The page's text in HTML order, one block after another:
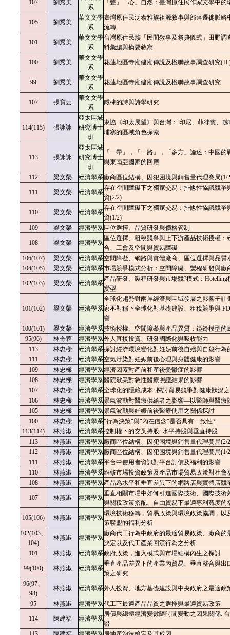
107 劉秀美
系
「聲」「心」自然：臺灣原住民作家文學中的
105 劉秀美
華文文學
系
臺灣原住民泛泰雅族祖源敘事與部落遷徙脈絡
流轉
101 劉秀美
華文文學
系
台灣原住民族「民間敘事及祭典儀式」田野調
料彙編與摘要敘寫
100 劉秀美
華文文學
系
花蓮地區寺廟建廟傳說及楹聯故事調查研究
99 劉秀美
華文文學
系
花蓮地區寺廟建廟傳說及楹聯故事調查研究
107 張寶云
華文文學
系
臧棣的詩與詩學研究
114(115) 張詠詠
亞太區域
研究博士
班
東協《印太展望》與台灣： 印尼、菲律賓、越
埔寨的區域角色探索
113 張詠詠
亞太區域
研究博士
班
「一帶」，「一路」，「多方」論述：中國的
與東南亞國家的回應
112 梁文榮 經濟學系廠商區位結構、囚犯困境與銷售量代理賽局(1/
111 梁文榮 經濟學系
存在空間障礙下之獨家交易：排他性協議競爭
資(2/2)
110 梁文榮 經濟學系
存在空間障礙下之獨家交易：排他性協議競爭
資(1/2)
109
梁文榮 經濟學系 區位選擇、品質研發與價格管制
108 梁文榮 經濟學系
區位選擇、租稅競爭與上下游產品技術授權：
合、工會及空間與貿易障礙
106(107)
梁文榮 經濟學系空間障礙、網路與實體廠商、區位選擇與品質
104(105)
梁文榮 經濟學系市場競爭模式分析：空間障礙、製程研發與廠
102(103) 梁文榮 經濟學系
產品研發、製程研發與市場競?模式：Hotelling
變型
101(102) 梁文榮 經濟學系
全球化趨勢對兩岸經濟與區域發展之影響子計
家不對稱下全球化對基礎建設、租稅競爭與
響
100(101)
梁文榮 經濟學系技術授權、空間障礙與產品異質：錏鈴模型的
95(96)
林奇蓉 經濟學系外人直接投資、研發國際化與吸收能力
113
林忠樑 經濟學系探討經濟環境變化對妊娠前後自殘與自殺行為
111
林忠樑 經濟學系空氣汙染對妊娠前後心理與身體健康的影響
109
林忠樑 經濟學系經濟因素對產前和產後憂鬱症的影響
108
林忠樑 經濟學系醫院歇業對急性醫療照護結果的影響
107
林忠樑 經濟學系全球化的隱藏成本: 探討貿易競爭對健康狀況
106
林忠樑 經濟學系景氣波動對醫療供給者之影響—以醫師與醫療
105
林忠樑 經濟學系景氣波動與妊娠前後醫療使用之關係探討
100
林忠樑 經濟學系"行為決策"與"內在信念"是否具有一致性?
113(114)
林燕淑 經濟學系控制權下的交叉持股: 水平持股與垂直持股
113
林燕淑 經濟學系廠商區位結構、囚犯困境與銷售量代理賽局(2/
112
林燕淑 經濟學系廠商區位結構、囚犯困境與銷售量代理賽局(1/
111
林燕淑 經濟學系平台中使用者資訊對平台訂價及福利的影響
110
林燕淑 經濟學系維修市場投資政策及產品市場貿易政策對社會
108
林燕淑 經濟學系產品為水平和垂直差異下的網路店與實體店競
107 林燕淑 經濟學系
垂直相關市場中如何引進國際技術、國際技術
與關稅政策搭配、自由貿易下最適專利寬度的
105(106) 林燕淑 經濟學系
環境技術移轉，貿易政策與環境政策協調，以
策聯盟的福利分析
102(103、
104)
林燕淑 經濟學系
廠商代工行為中政府的最適貿易政策、廠商的
決定以及代工產業回流行為之分析
101
林燕淑 經濟學系政府政策，進入模式與市場結構內生之探討
99(100) 林燕淑 經濟學系
垂直產品差異下的產業內貿易、垂直整合與出
策之研究
96(97、
98)
林燕淑 經濟學系外人投資、地方基礎建設與中央政府之最適政
95 林燕淑 經濟學系代工下最適產品品質之選擇與最適貿易政策
114 陳建福 經濟學系
房價與總體經濟變數隨時間變動之因果關係:
證